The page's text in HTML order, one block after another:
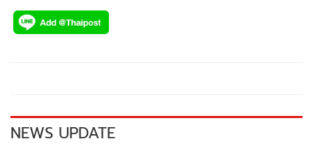
ac
e
k
wi
tt
o
p
k
NEWS UPDATE